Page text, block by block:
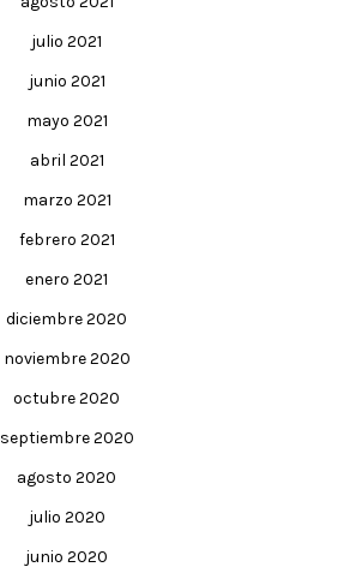
julio 2021
junio 2021
mayo 2021
abril 2021
marzo 2021
febrero 2021
enero 2021
diciembre 2020
noviembre 2020
octubre 2020
septiembre 2020
agosto 2020
julio 2020
junio 2020